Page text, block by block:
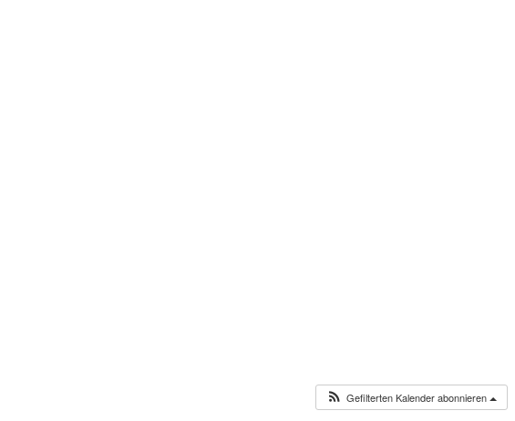
Gefilterten Kalender abonnieren